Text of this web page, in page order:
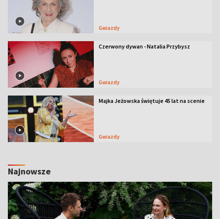
Gwiazdy
Czerwony dywan - Natalia Przybysz
Gwiazdy
Majka Jeżowska świętuje 45 lat na scenie
Gwiazdy
Najnowsze